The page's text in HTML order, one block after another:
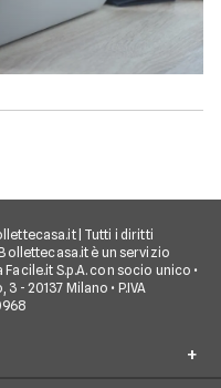
| Tutti i diritti
è un servizio
S.p.A. con socio unico •
3 - 20137 Milano • P.IVA